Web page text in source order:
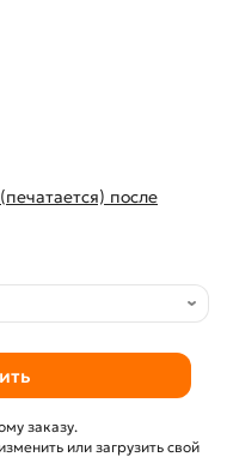
после
заказу.
или загрузить свой